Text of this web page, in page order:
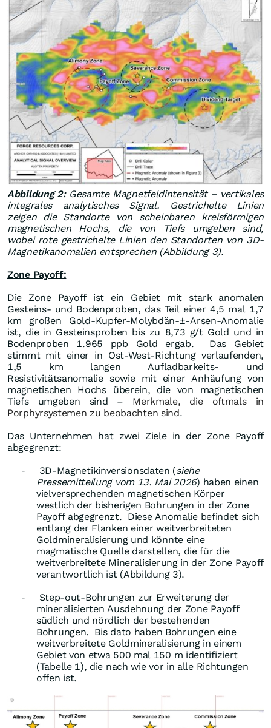
Abbildung 2: Gesamte Magnetfeldintensität – vertikales
integrales analytisches Signal. Gestrichelte Linien
zeigen die Standorte von scheinbaren kreisförmigen
magnetischen Hochs, die von Tiefs umgeben sind,
wobei rote gestrichelte Linien den Standorten von 3D-
Magnetikanomalien entsprechen (Abbildung 3).
Zone Payoff:
Die Zone Payoff ist ein Gebiet mit stark anomalen
Gesteins- und Bodenproben, das Teil einer 4,5 mal 1,7
km großen Gold-Kupfer-Molybdän-±-Arsen-Anomalie
ist, die in Gesteinsproben bis zu 8,73 g/t Gold und in
Bodenproben 1.965 ppb Gold ergab.
Das Gebiet
stimmt mit einer in Ost-West-Richtung verlaufenden,
1,5 km langen Aufladbarkeits- und
Resistivitätsanomalie sowie mit einer Anhäufung von
magnetischen Hochs überein, die von magnetischen
Tiefs umgeben sind –
Merkmale, die oftmals in
Porphyrsystemen zu beobachten sind.
Das Unternehmen hat zwei Ziele in der Zone Payoff
abgegrenzt:
- 3D-Magnetikinversionsdaten (siehe
Pressemitteilung vom 13. Mai 2026) haben einen
vielversprechenden magnetischen Körper
westlich der bisherigen Bohrungen in der Zone
Payoff abgegrenzt. Diese Anomalie befindet sich
entlang der Flanken einer weitverbreiteten
Goldmineralisierung und könnte eine
magmatische Quelle darstellen, die für die
weitverbreitete Mineralisierung in der Zone Payoff
verantwortlich ist (Abbildung 3).
-
Step-out-Bohrungen zur Erweiterung der
mineralisierten Ausdehnung der Zone Payoff
südlich und nördlich der bestehenden
Bohrungen. Bis dato haben Bohrungen eine
weitverbreitete Goldmineralisierung in einem
Gebiet von etwa 500 mal 150 m identifiziert
(Tabelle 1), die nach wie vor in alle Richtungen
offen ist.